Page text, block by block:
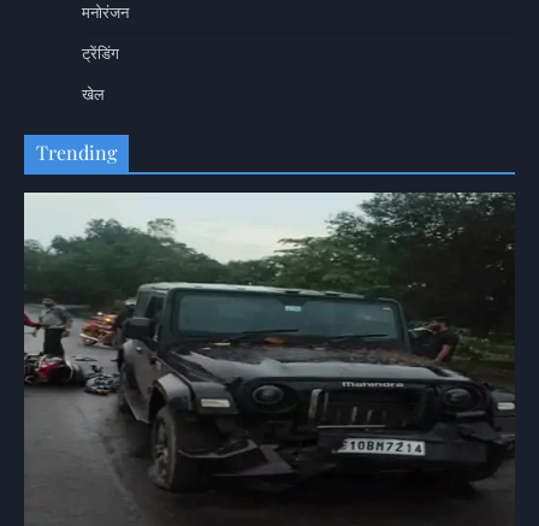
मनोरंजन
ट्रेंडिंग
खेल
Trending